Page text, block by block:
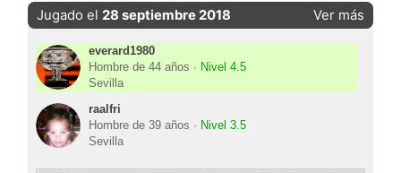
Jugado el 28 septiembre 2018 Ver más
everard1980
Hombre de 44 años · Nivel 4.5
Sevilla
raalfri
Hombre de 39 años · Nivel 3.5
Sevilla